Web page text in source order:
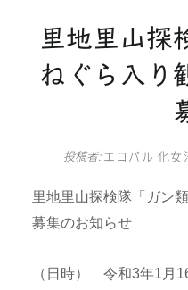
里地里山探
ねぐら入り
投稿者: エコパル 化女
里地里山探検隊「ガン
募集のお知らせ
（日時） 令和3年1